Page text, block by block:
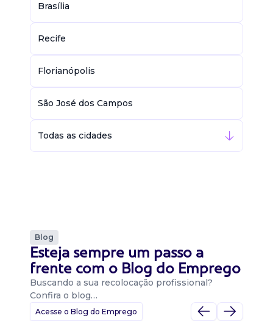
Brasília
Recife
Florianópolis
São José dos Campos
Todas as cidades
Blog
Esteja sempre um passo a
frente com o Blog do Emprego
Buscando a sua recolocação profissional?
Confira o blog…
Acesse o Blog do Emprego